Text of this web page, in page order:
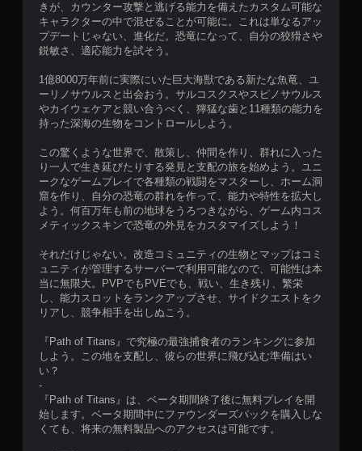
きが、カウンター攻撃と逃げる能力を備えたカスタム可能な
キャラクターの中で混ぜることが可能に。これは単なるアッ
プデートじゃない、進化だ。恐竜になって、自分の狡猾さや
鋭敏さ、適応能力を試そう。
1億8000万年前に実際にいた巨大海獣である新たな魚竜、ユ
ーリノサウルスと出会おう。サルコスクスやスピノサウルス
やカイウェケアと競い合うべく、獰猛な歯と11種類の能力を
持った深海の生物をコントロールしよう。
この驚くような世界で、散策し、仲間を作り、群れに入った
り一人で生き延びたりする発見と支配の旅を始めよう。ユニ
ークなゲームプレイで各種類の戦闘をマスターし、ホーム洞
窟を作り、自分の恐竜の群れを作って、能力や特性を拡大し
よう。何百万年も前の地球をうろつきながら、ゲーム内コス
メティックスキンで恐竜の外見をカスタマイズしよう！
それだけじゃない。改造コミュニティの生物とマップはコミ
ュニティが管理するサーバーで利用可能なので、可能性は本
当に無限大。PVPでもPVEでも、戦い、生き残り、繁栄
し、能力スロットをランクアップさせ、サイドクエストをク
リアし、競争相手を出しぬこう。
『Path of Titans』で究極の最強捕食者のランキングに参加
しよう。この地を支配し、彼らの世界に飛び込む準備はい
い？
-
『Path of Titans』は、ベータ期間終了後に無料プレイを開
始します。ベータ期間中にファウンダーズパックを購入しな
くても、将来の無料製品へのアクセスは可能です。